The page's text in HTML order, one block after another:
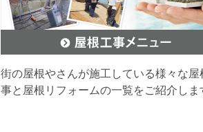
街の屋根やさんが施工している様々な屋
事と屋根リフォームの一覧をご紹介しま